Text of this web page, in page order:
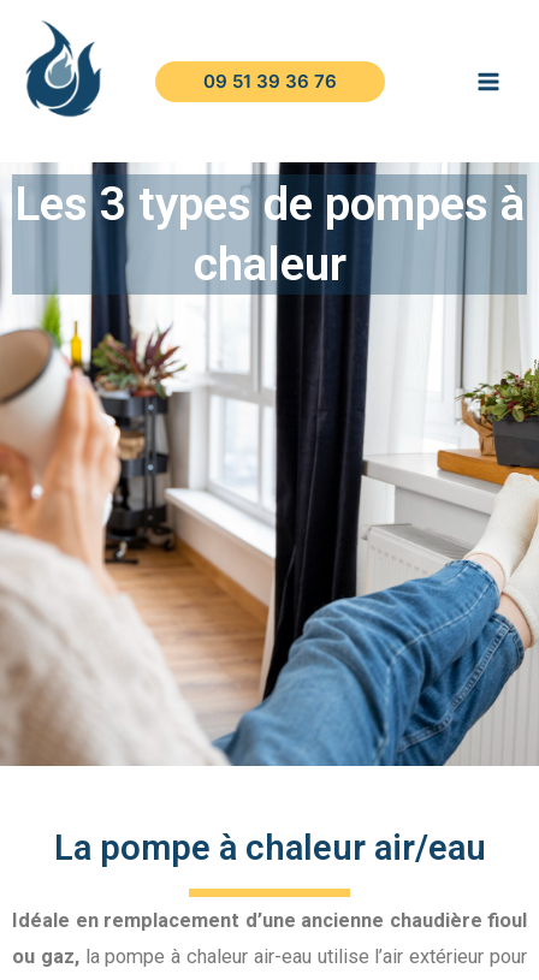
09 51 39 36 76
Les 3 types de pompes à
chaleur
La pompe à chaleur air/eau
Idéale en remplacement d’une ancienne chaudière fioul
ou gaz, la pompe à chaleur air-eau utilise l’air extérieur pour